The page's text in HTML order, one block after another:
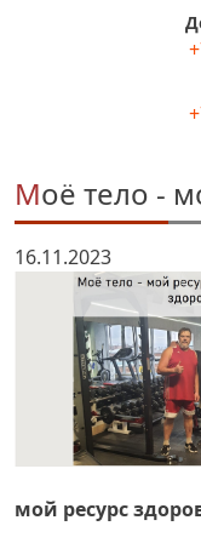
Моё тело -
16.11.2023
мой ресурс